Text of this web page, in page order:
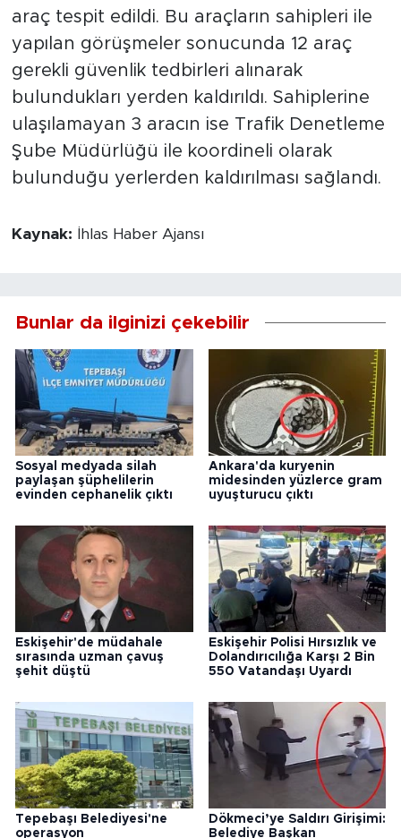
araç tespit edildi. Bu araçların sahipleri ile
yapılan görüşmeler sonucunda 12 araç
gerekli güvenlik tedbirleri alınarak
bulundukları yerden kaldırıldı. Sahiplerine
ulaşılamayan 3 aracın ise Trafik Denetleme
Şube Müdürlüğü ile koordineli olarak
bulunduğu yerlerden kaldırılması sağlandı.
Kaynak: İhlas Haber Ajansı
Bunlar da ilginizi çekebilir
Sosyal medyada silah
paylaşan şüphelilerin
evinden cephanelik çıktı
Ankara'da kuryenin
midesinden yüzlerce gram
uyuşturucu çıktı
Eskişehir'de müdahale
sırasında uzman çavuş
şehit düştü
Eskişehir Polisi Hırsızlık ve
Dolandırıcılığa Karşı 2 Bin
550 Vatandaşı Uyardı
Tepebaşı Belediyesi'ne
operasyon
Dökmeci’ye Saldırı Girişimi:
Belediye Başkan